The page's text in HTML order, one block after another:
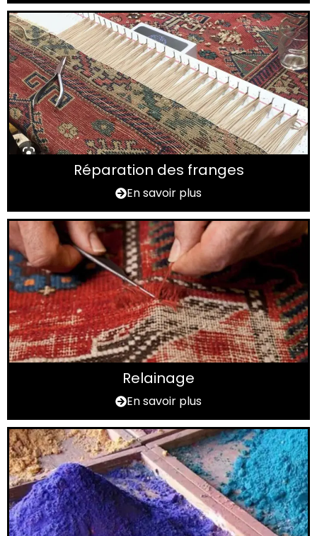
Réparation des franges
En savoir plus
Relainage
En savoir plus